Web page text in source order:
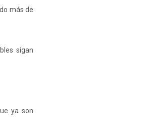
más de
sigan
ya son